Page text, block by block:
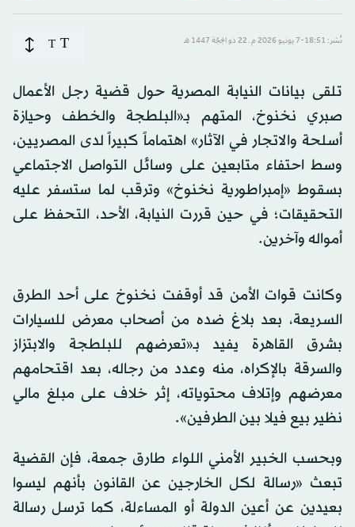
نُشر: 18:51-7 يونيو 2026 م ـ 22 ذو الحِجّة 1447 هـ T
T
تلقى بيانات النيابة المصرية حول قضية رجل الأعمال
صبري نخنوخ، المتهم بـ«البلطجة والخطف وحيازة
أسلحة والاتجار في الآثار» اهتماماً كبيراً لدى المصريين،
وسط احتفاء متابعين على وسائل التواصل الاجتماعي
بسقوط «إمبراطورية نخنوخ» وترقب لما ستسفر عليه
التحقيقات؛ في حين قررت النيابة، الأحد، التحفظ على
أمواله وآخرين.
وكانت قوات الأمن قد أوقفت نخنوخ على أحد الطرق
السريعة، بعد بلاغ ضده من أصحاب معرض للسيارات
بشرق القاهرة يفيد بـ«تعرضهم للبلطجة والابتزاز
والسرقة بالإكراه، منه وعدد من رجاله، بعد اقتحامهم
معرضهم وإتلاف محتوياته، إثر خلاف على مبلغ مالي
نظير بيع فيلا بين الطرفين».
وبحسب الخبير الأمني اللواء طارق جمعة، فإن القضية
تبعث «رسالة لكل الخارجين عن القانون بأنهم ليسوا
بعيدين عن أعين الدولة أو المساءلة، كما ترسل رسالة